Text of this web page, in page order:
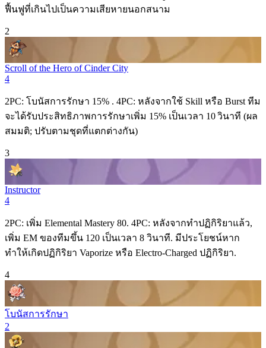
ฟื้นฟูที่เกินไปเป็นความเสียหายนอกสนาม
2
Scroll of the Hero of Cinder City
4
2PC: โบนัสการรักษา 15% . 4PC: หลังจากใช้ Skill หรือ Burst ทีม
จะได้รับประสิทธิภาพการรักษาเพิ่ม 15% เป็นเวลา 10 วินาที (ผล
สมมติ; ปรับตามชุดที่แตกต่างกัน)
3
Instructor
4
2PC: เพิ่ม Elemental Mastery 80. 4PC: หลังจากทำปฏิกิริยาแล้ว,
เพิ่ม EM ของทีมขึ้น 120 เป็นเวลา 8 วินาที. มีประโยชน์หาก
ทำให้เกิดปฏิกิริยา Vaporize หรือ Electro-Charged ปฏิกิริยา.
4
โบนัสการรักษา
2